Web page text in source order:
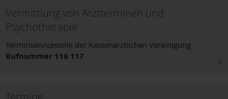
Vermittlung von Arztterminen und
Psychotherapie
Terminservicestelle der Kassenärztlichen Vereinigung
Rufnummer 116 117